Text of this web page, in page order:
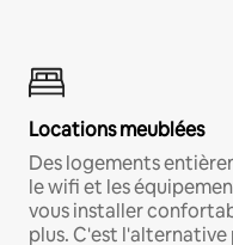
Locations meublées
Des logements
le wifi et les
vous installer
plus. C'est